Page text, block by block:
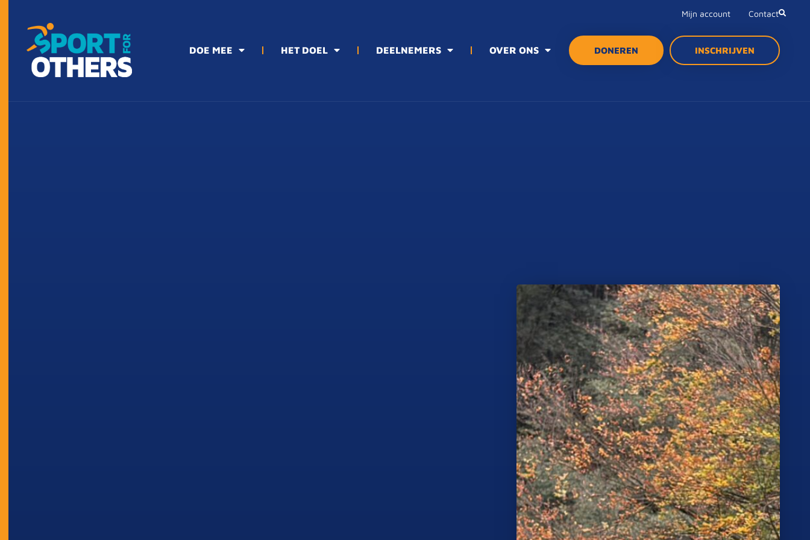
Mijn account Contact
DOE MEE HET DOEL DEELNEMERS OVER ONS DONEREN INSCHRIJVEN
DOE MEE HET DOEL